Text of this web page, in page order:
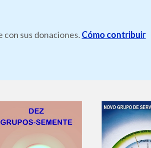
sus donaciones. Cómo contribuir